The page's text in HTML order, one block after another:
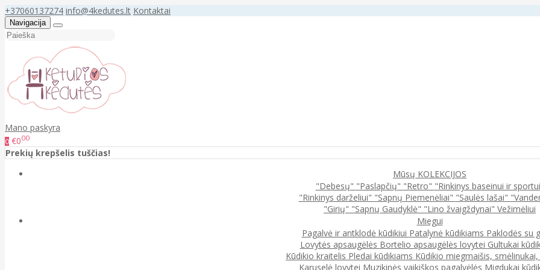
+37060137274 info@4kedutes.lt Kontaktai
Navigacija
Mano paskyra
0 €000
Prekių krepšelis tuščias!
Mūsų KOLEKCIJOS
"Debesų" "Paslapčių" "Retro" "Rinkinys baseinui ir
"Rinkinys darželiui" "Sapnų Piemenėliai" "Saulės lašai"
"Girių" "Sapnų Gaudyklė" "Lino žvaigždynai" Vežimėliui
Miegui
Pagalvė ir antklodė kūdikiui Patalynė kūdikiams Paklodės su
Lovytės apsaugėlės Bortelio apsaugėlės lovytei Gultukai
Kūdikio kraitelis Pledai kūdikiams Kūdikio miegmaišis,
Karuselė lovytei Muzikinės vaikiškos pagalvėlės Migdukai